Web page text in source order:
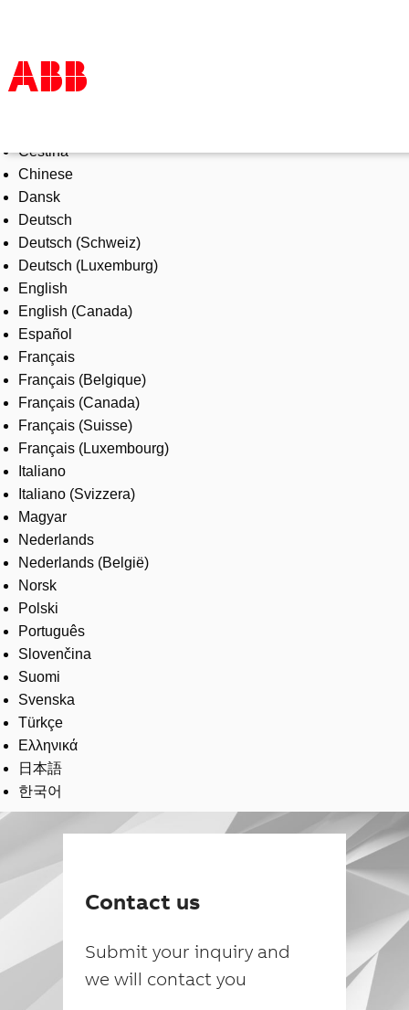
Products & Solutions
Industries
Services
About us
Where to buy
Contact us
Careers
Čeština
Chinese
Dansk
Deutsch
Deutsch (Schweiz)
Deutsch (Luxemburg)
English
English (Canada)
Español
Français
Français (Belgique)
Français (Canada)
Français (Suisse)
Français (Luxembourg)
Italiano
Italiano (Svizzera)
Magyar
Nederlands
Nederlands (België)
Norsk
Polski
Português
Slovenčina
Suomi
Svenska
Türkçe
Ελληνικά
日本語
한국어
Contact us
Submit your inquiry and
we will contact you